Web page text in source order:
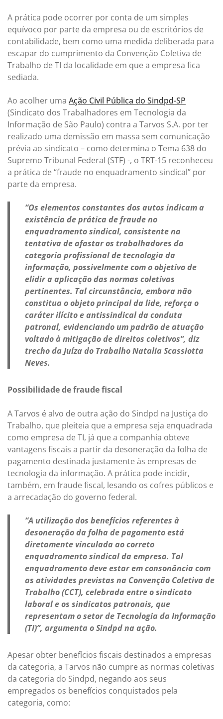
A prática pode ocorrer por conta de um simples
equívoco por parte da empresa ou de escritórios de
contabilidade, bem como uma medida deliberada para
escapar do cumprimento da Convenção Coletiva de
Trabalho de TI da localidade em que a empresa fica
sediada.
Ao acolher uma Ação Civil Pública do Sindpd-SP
(Sindicato dos Trabalhadores em Tecnologia da
Informação de São Paulo) contra a Tarvos S.A. por ter
realizado uma demissão em massa sem comunicação
prévia ao sindicato – como determina o Tema 638 do
Supremo Tribunal Federal (STF) -, o TRT-15 reconheceu
a prática de “fraude no enquadramento sindical” por
parte da empresa.
“Os elementos constantes dos autos indicam a
existência de prática de fraude no
enquadramento sindical, consistente na
tentativa de afastar os trabalhadores da
categoria profissional de tecnologia da
informação, possivelmente com o objetivo de
elidir a aplicação das normas coletivas
pertinentes. Tal circunstância, embora não
constitua o objeto principal da lide, reforça o
caráter ilícito e antissindical da conduta
patronal, evidenciando um padrão de atuação
voltado à mitigação de direitos coletivos”, diz
trecho da Juíza do Trabalho Natalia Scassiotta
Neves.
Possibilidade de fraude fiscal
A Tarvos é alvo de outra ação do Sindpd na Justiça do
Trabalho, que pleiteia que a empresa seja enquadrada
como empresa de TI, já que a companhia obteve
vantagens fiscais a partir da desoneração da folha de
pagamento destinada justamente às empresas de
tecnologia da informação. A prática pode incidir,
também, em fraude fiscal, lesando os cofres públicos e
a arrecadação do governo federal.
“A utilização dos benefícios referentes à
desoneração da folha de pagamento está
diretamente vinculada ao correto
enquadramento sindical da empresa. Tal
enquadramento deve estar em consonância com
as atividades previstas na Convenção Coletiva de
Trabalho (CCT), celebrada entre o sindicato
laboral e os sindicatos patronais, que
representam o setor de Tecnologia da Informação
(TI)”, argumenta o Sindpd na ação.
Apesar obter benefícios fiscais destinados a empresas
da categoria, a Tarvos não cumpre as normas coletivas
da categoria do Sindpd, negando aos seus
empregados os benefícios conquistados pela
categoria, como: